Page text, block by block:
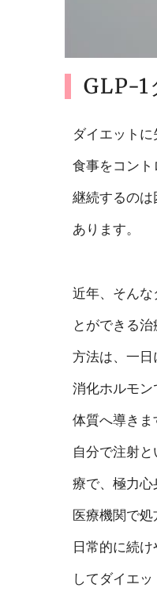
GLP-1
ダイエットに
食事をコン
継続するの
あります。
近年、そんな
とができる
方法は、一日
消化ホルモ
体質へ導きま
自分で注射
療で、極力心
医療機関で
日常的に続
してダイエ